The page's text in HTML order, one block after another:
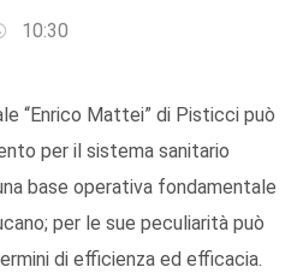
10:30
“Enrico Mattei” di Pisticci può
per il sistema sanitario
base operativa fondamentale
per le sue peculiarità può
di efficienza ed efficacia.